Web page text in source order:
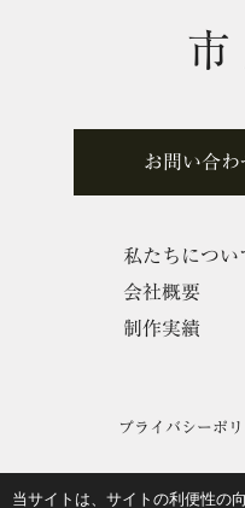
当サイトは、サイトの利便性の
お問い合わ
私たちについ
会社概要
制作実績
プライバシーポ